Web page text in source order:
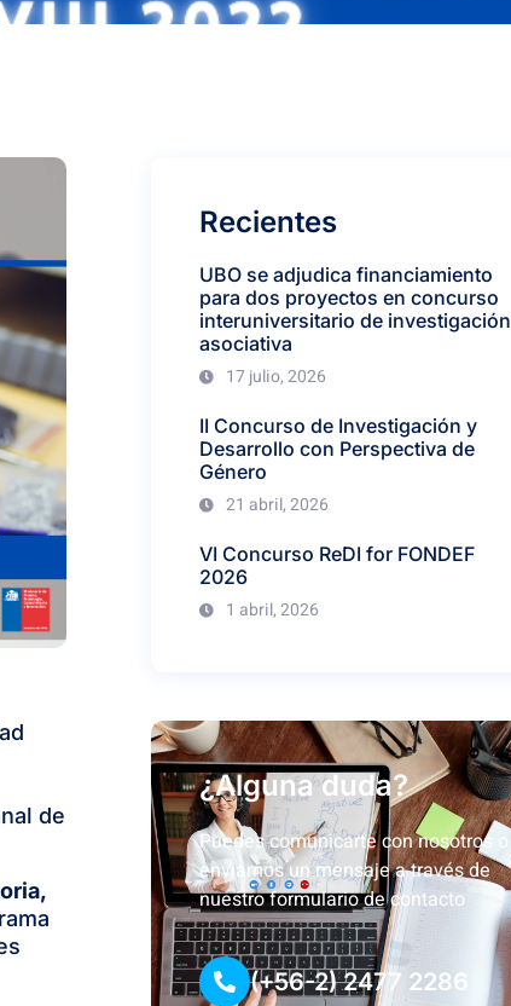
de
Recientes
UBO se adjudica financiamiento
para dos proyectos en concurso
interuniversitario de investigación
asociativa
17 julio, 2026
II Concurso de Investigación y
Desarrollo con Perspectiva de
Género
21 abril, 2026
VI Concurso ReDI for FONDEF
2026
1 abril, 2026
¿Alguna duda?
Puedes comunicarte con nosotros o
enviarnos un mensaje a través de
nuestro formulario de contacto
(+56-2) 2477 2286